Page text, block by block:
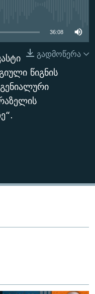
ᲐᲛᲑᲐᲕᲘ
36:08
გადმოწერა
წიგნის